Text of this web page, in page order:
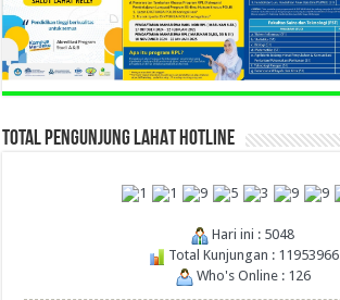
TOTAL PENGUNJUNG LAHAT HOTLINE
Hari ini : 5048
Total Kunjungan : 11953966
Who's Online : 126